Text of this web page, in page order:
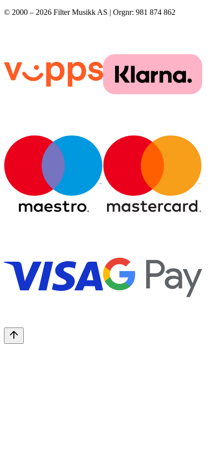
© 2000 – 2026 Filter Musikk AS | Orgnr: 981 874 862